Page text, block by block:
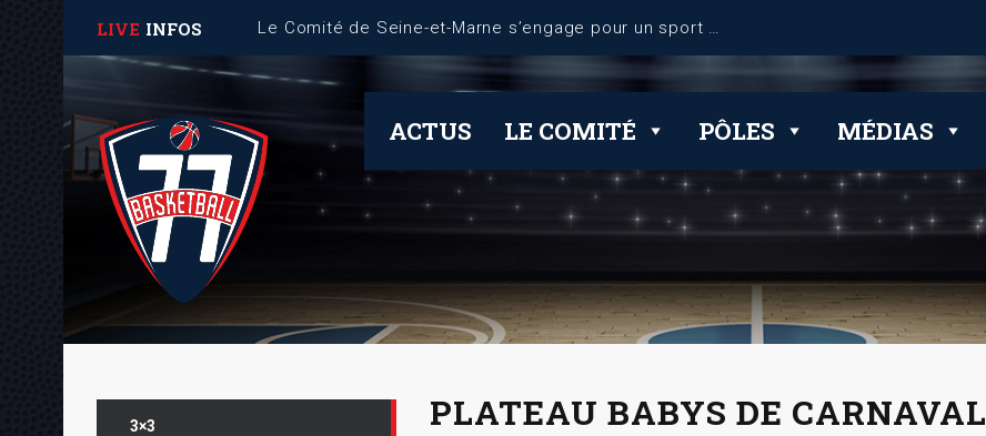
LIVE INFOS
ACTUS LE COMITÉ PÔLES MÉDIAS
PLATEAU BABYS DE CARNAVAL
3×3